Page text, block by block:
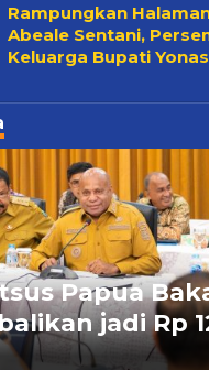
Rampungkan
Abeale Sentani,
Keluarga Bupati
Papua
jadi Rp